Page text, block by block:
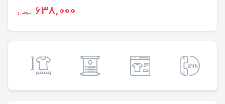
638,000 تومان